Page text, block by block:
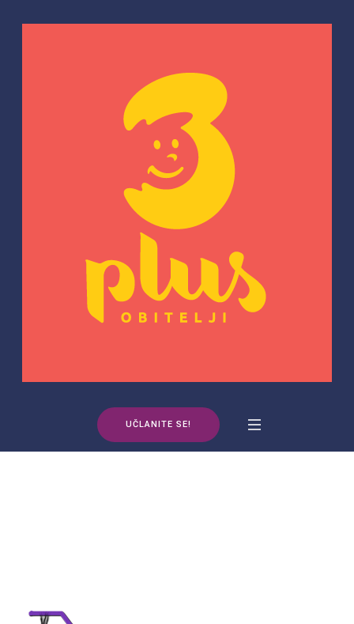
UČLANITE SE!